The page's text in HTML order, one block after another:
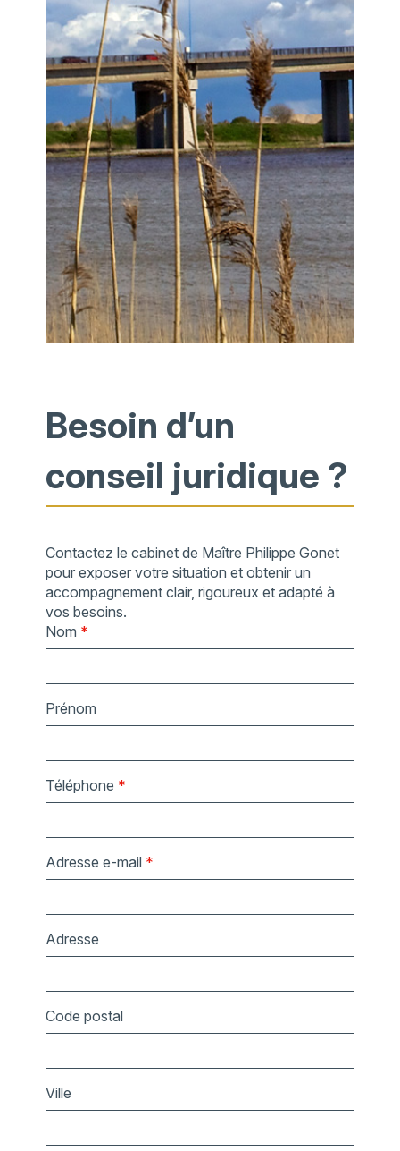
Besoin d’un
conseil juridique ?
Contactez le cabinet de Maître Philippe Gonet
pour exposer votre situation et obtenir un
accompagnement clair, rigoureux et adapté à
vos besoins.
Nom *
Prénom
Téléphone *
Adresse e-mail *
Adresse
Code postal
Ville